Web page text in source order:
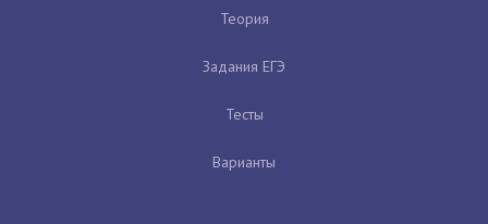
Теория
Задания ЕГЭ
Тесты
Варианты